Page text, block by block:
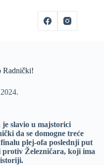
Radnički!
je slavio u majstorici
da se domogne treće
plej-ofa poslednji put
protiv Železničara, koji ima